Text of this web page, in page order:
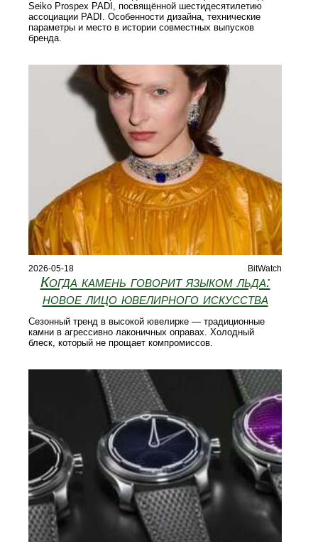
Seiko Prospex PADI, посвящённой шестидесятилетию
ассоциации PADI. Особенности дизайна, технические
параметры и место в истории совместных выпусков
бренда.
2026-05-18 BitWatch
Когда камень говорит языком льда:
новое лицо ювелирного искусства
Сезонный тренд в высокой ювелирке — традиционные
камни в агрессивно лаконичных оправах. Холодный
блеск, который не прощает компромиссов.